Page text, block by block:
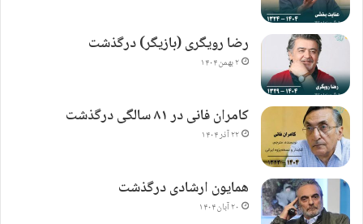
رضا رویگری (بازیگر) درگذشت
۲ بهمن ۱۴۰۴
کامران فانی در ۸۱ سالگی درگذشت
۲۲ آذر ۱۴۰۴
همایون ارشادی درگذشت
۲۰ آبان ۱۴۰۴